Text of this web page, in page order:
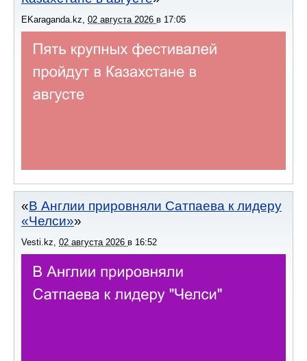
EKaraganda.kz, 02 августа 2026 в 17:05
В Англии прировняли Сатпаева к лидеру
«Челси»
Vesti.kz 02 августа 2026 в 16:52